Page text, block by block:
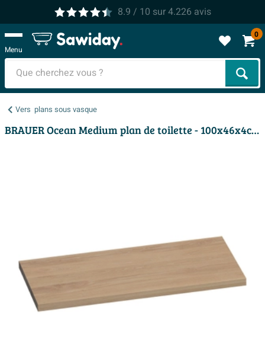
8.9 / 10 sur4.226 avis
Menu
0
Vers plans sous vasque
BRAUER Ocean Medium plan de toilette - 100x46x4cm - lattes chêne naturel